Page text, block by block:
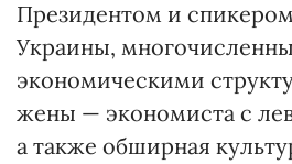
Президентом и
Украины,
экономическими
жены — экономиста с
а также обширная